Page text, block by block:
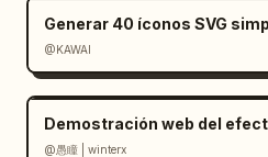
@KAWAI
@愚瞳 | winterx